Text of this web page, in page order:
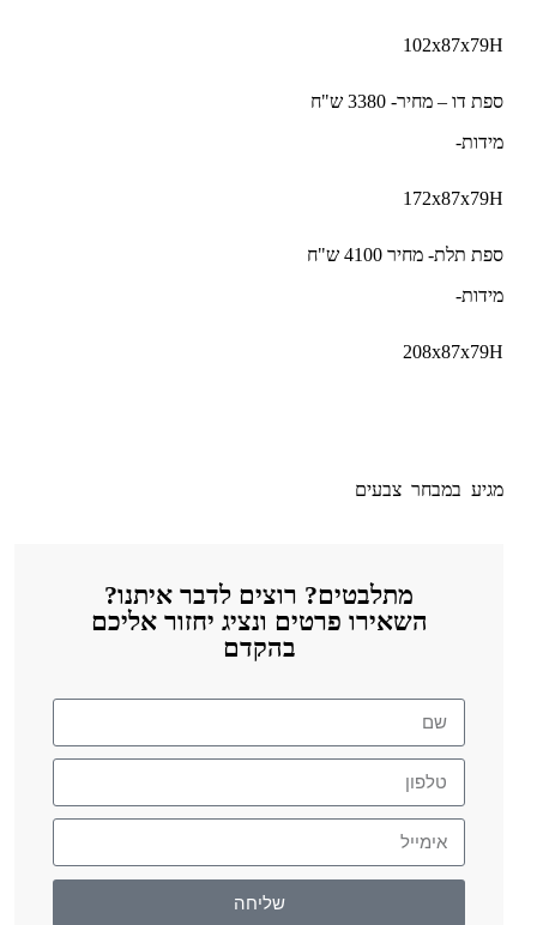
102x87x79H
ספת דו – מחיר- 3380 ש"ח
מידות-
172x87x79H
ספת תלת- מחיר 4100 ש"ח
מידות-
208x87x79H
מגיע במבחר צבעים
מתלבטים? רוצים לדבר איתנו?
השאירו פרטים ונציג יחזור אליכם
בהקדם
שליחה